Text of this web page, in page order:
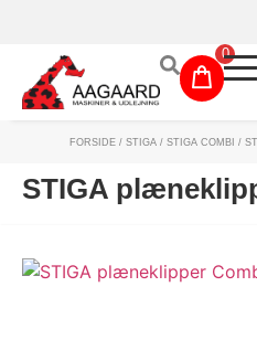
0
Maskinudlejning
Have- og parkmaskiner
FORSIDE/ STIGA/ STIGA COMBI /
STIGA